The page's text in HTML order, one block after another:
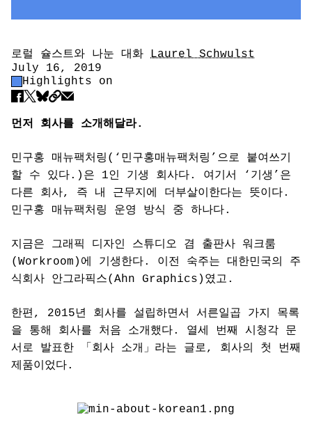
Tags
Author
로럴 슐스트와 나눈 대화
Laurel Schwulst
Date
July 16, 2019
Highlight Control
Highlights on
Share
먼저 회사를 소개해달라.
민구홍 매뉴팩처링(‘민구홍매뉴팩처링’으로 붙여쓰기
할 수 있다.)은 1인 기생 회사다. 여기서 ‘기생’은
다른 회사, 즉 내 근무지에 더부살이한다는 뜻이다.
민구홍 매뉴팩처링 운영 방식 중 하나다.
지금은 그래픽 디자인 스튜디오 겸 출판사 워크룸
(Workroom)에 기생한다. 이전 숙주는 대한민국의 주
식회사 안그라픽스(Ahn Graphics)였고.
한편, 2015년 회사를 설립하면서 서른일곱 가지 목록
을 통해 회사를 처음 소개했다. 열세 번째 시청각 문
서로 발표한 「회사 소개」라는 글로, 회사의 첫 번째
제품이었다.